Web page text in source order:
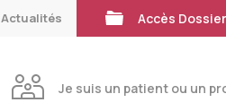
Actualités Accès
Je suis un patient ou un